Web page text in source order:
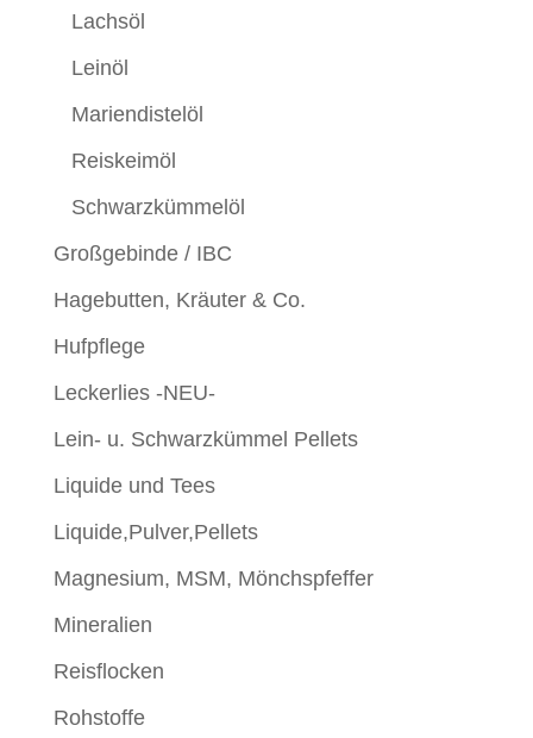
Lachsöl
Leinöl
Mariendistelöl
Reiskeimöl
Schwarzkümmelöl
Großgebinde / IBC
Hagebutten, Kräuter & Co.
Hufpflege
Leckerlies -NEU-
Lein- u. Schwarzkümmel Pellets
Liquide und Tees
Liquide,Pulver,Pellets
Magnesium, MSM, Mönchspfeffer
Mineralien
Reisflocken
Rohstoffe